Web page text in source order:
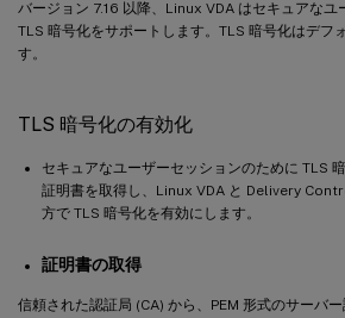
バージョン 7.16 以降、Linux VDA はセキュアなユ
TLS 暗号化をサポートします。TLS 暗号化はデフ
す。
TLS 暗号化の有効化
セキュアなユーザーセッションのために TLS
証明書を取得し、Linux VDA と Delivery
方で TLS 暗号化を有効にします。
証明書の取得
信頼された認証局 (CA) から、PEM 形式のサーバ